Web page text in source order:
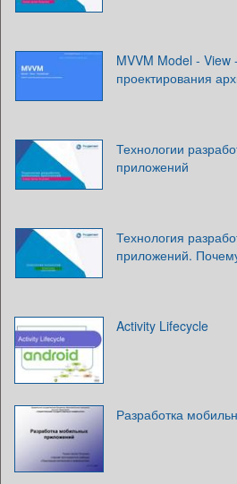
MVVM Model -
проектирования
Технологии
приложений
Технология
приложений.
Activity Lifecycle
Разработка